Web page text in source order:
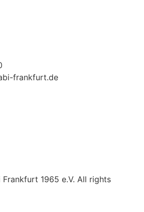
frankfurt.de
1965 e.V. All rights